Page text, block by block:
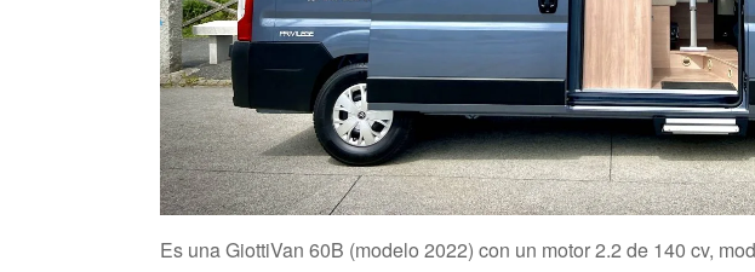
Es una GiottiVan 60B (modelo 2022) con un motor 2.2 de 140 cv,